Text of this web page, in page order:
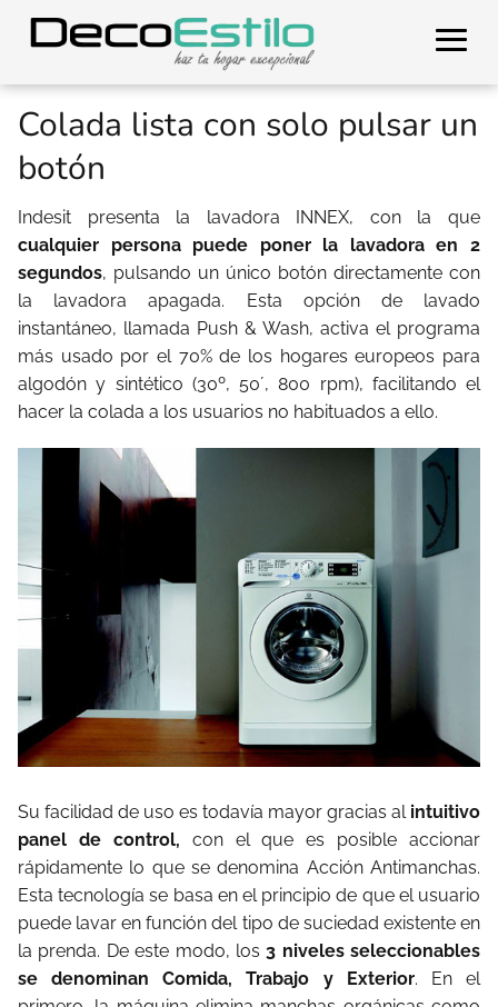
Colada lista con solo pulsar un
botón
Indesit presenta la lavadora INNEX, con la que
cualquier persona puede poner la lavadora en 2
segundos, pulsando un único botón directamente con
la lavadora apagada. Esta opción de lavado
instantáneo, llamada Push & Wash, activa el programa
más usado por el 70% de los hogares europeos para
algodón y sintético (30º, 50´, 800 rpm), facilitando el
hacer la colada a los usuarios no habituados a ello.
Su facilidad de uso es todavía mayor gracias al intuitivo
panel de control, con el que es posible accionar
rápidamente lo que se denomina Acción Antimanchas.
Esta tecnología se basa en el principio de que el usuario
puede lavar en función del tipo de suciedad existente en
la prenda. De este modo, los3 niveles seleccionables
se denominan Comida, Trabajo y Exterior. En el